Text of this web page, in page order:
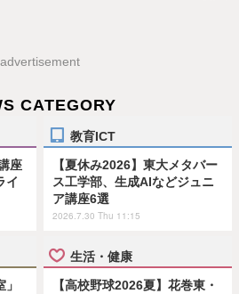
advertisement
CATEGORY
座
イ
教育ICT
【夏休み2026】東大メタバー
ス工学部、生成AIなどジュニ
ア講座6選
2026.7.30 Thu 11:15
生活・健康
【高校野球2026夏】花巻東・